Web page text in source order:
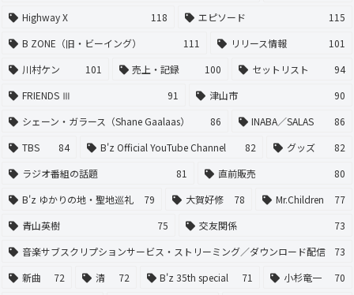
Highway X
118 エピソード
115
B ZONE（旧・ビーイング）
111 リリース情報
101
川村ケン
101 売上・記録 100 セットリスト
94
FRIENDS Ⅲ
91 津山市
90
シェーン・ガラース（Shane Gaalaas）
86 INABA／SALAS
86
TBS
84 B'z Official YouTube Channel 82 グッズ
82
ラジオ番組の話題
81 直前販売
80
B'z ゆかりの地・聖地巡礼
79 大賀好修 78 Mr.Children
77
青山英樹
75 交友関係
73
音楽サブスクリプションサービス・ストリーミング／ダウンロード配信
73
新曲
72 清 72 B'z 35th special 71 小杉竜一
70